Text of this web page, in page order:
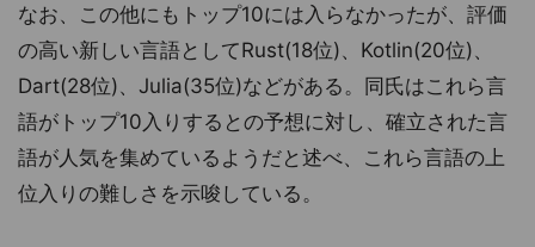
なお、この他にもトップ10には入らなかったが、評価
の高い新しい言語としてRust(18位)、Kotlin(20位)、
Dart(28位)、Julia(35位)などがある。同氏はこれら言
語がトップ10入りするとの予想に対し、確立された言
語が人気を集めているようだと述べ、これら言語の上
位入りの難しさを示唆している。